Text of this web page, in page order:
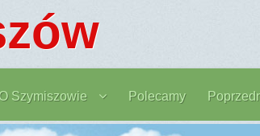
O Szymiszowie Polecamy